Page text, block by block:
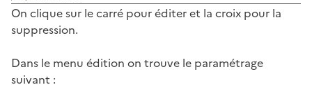
On clique sur le carré pour éditer et la croix pour la
suppression.
Dans le menu édition on trouve le paramétrage
suivant :